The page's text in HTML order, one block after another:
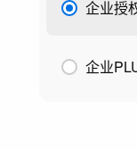
企业授
企业